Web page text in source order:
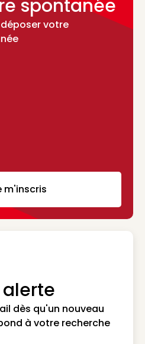
spontanée
votre
m'inscris
dès qu'un nouveau
à votre recherche